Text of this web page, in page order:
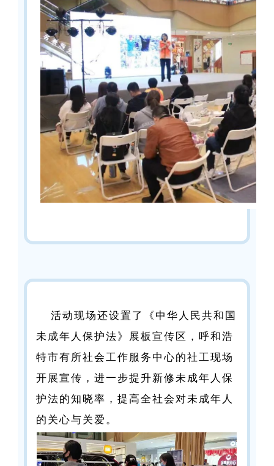
活动现场还设置了《中华人民共和国
未成年人保护法》展板宣传区，呼和浩
特市有所社会工作服务中心的社工现场
开展宣传，进一步提升新修未成年人保
护法的知晓率，提高全社会对未成年人
的关心与关爱。